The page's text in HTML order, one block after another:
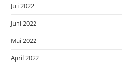
Juli 2022
Juni 2022
Mai 2022
April 2022